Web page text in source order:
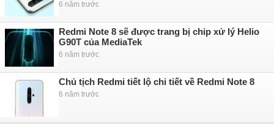
6 năm trước
Redmi Note 8 sẽ được trang bị chip xử lý Helio
G90T của MediaTek
6 năm trước
Chủ tịch Redmi tiết lộ chi tiết về Redmi Note 8
6 năm trước